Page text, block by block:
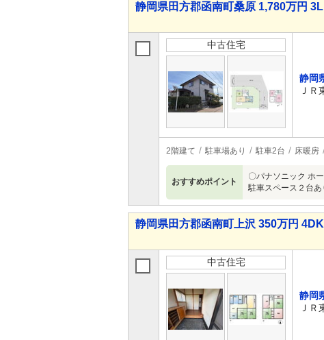
静岡県田方郡函南町桑原 1,780万円
中古住宅
静岡
Ｊ
2階建て 駐車場あり 駐車2台 床暖房
おすすめポイント
〇パナソニック ホ
駐車スペース２台
静岡県田方郡函南町上沢 350万円 4DK
中古住宅
静岡
Ｊ